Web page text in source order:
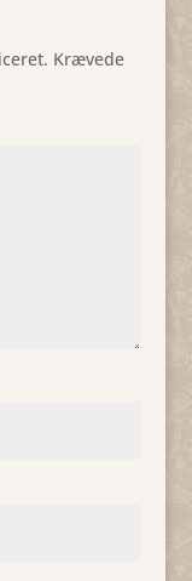
Krævede